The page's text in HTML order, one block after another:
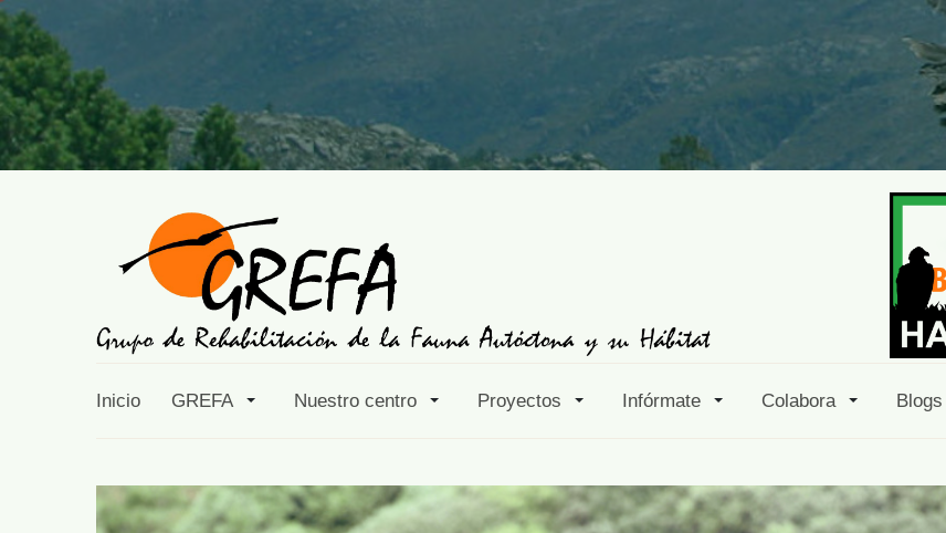
Inicio GREFA Nuestro centro Proyectos Infórmate Colabora Blogs